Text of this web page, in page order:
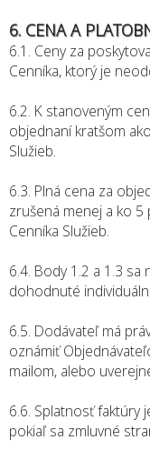
6. CENA A
6.1. Ceny za
Cenníka, ktorý je
6.2. K stanoveným
objednaní kratšom
Služieb.
6.3. Plná cena za
zrušená menej a ko
Cenníka Služieb.
6.4. Body 1.2 a 1.3
dohodnuté
6.5. Dodávateľ má
oznámiť
mailom, alebo
6.6. Splatnosť faktúry
pokiaľ sa zmluvné